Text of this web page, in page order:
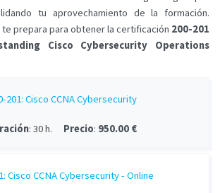
tu aprovechamiento de la formación.
prepara para obtener la certificación 200-201
Cisco Cybersecurity Operations
201: Cisco CCNA Cybersecurity
: 30 h. Precio: 950.00 €
Cisco CCNA Cybersecurity - Online